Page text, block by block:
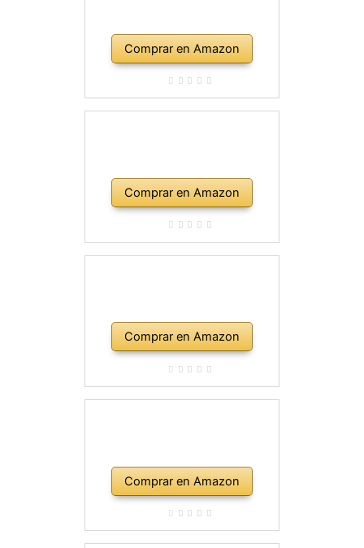
Comprar en Amazon
Comprar en Amazon
Comprar en Amazon
Comprar en Amazon